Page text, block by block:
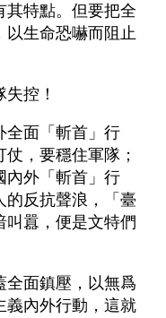
其特點。但要把全
以生命恐嚇而阻止
控！
全面「斬首」行
，要穩住軍隊；
內外「斬首」行
的反抗聲浪，「臺
叫囂，便是文特們
全面鎮壓，以無爲
義內外行動，這就